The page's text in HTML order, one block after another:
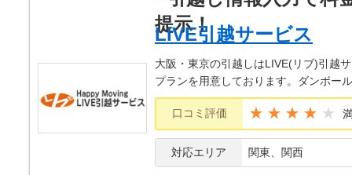
LIVE引越サービス
大阪・東京の引越しはLIVE(リブ)引越
プランを用意しております。ダンボー
口コミ評価 ★★★★
対応エリア 関東、関西